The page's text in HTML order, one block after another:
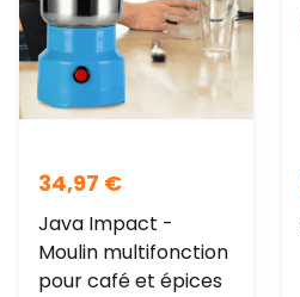
34,97 €
Java Impact -
Moulin multifonction
pour café et épices